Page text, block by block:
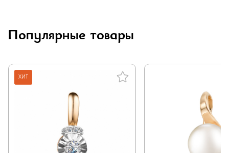
Популярные товары
ХИТ
Подтверждаю, что я ознакомлен и согласен с условиями
политики конфиденциальности